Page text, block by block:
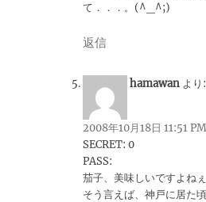
て．．．。(^_^;)
返信
hamawan より:
2008年10月18日 11:51 PM
SECRET: 0
PASS:
茄子、美味しいですよねぇ
そう言えば、神戸に居た